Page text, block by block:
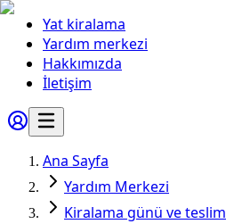
Yat kiralama
Yardım merkezi
Hakkımızda
İletişim
Ana Sayfa
Yardım Merkezi
Kiralama günü ve teslim